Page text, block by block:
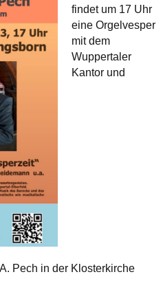
findet um 17 Uhr
eine Orgelvesper
mit dem
Wuppertaler
Kantor und
Pech in der Klosterkirche